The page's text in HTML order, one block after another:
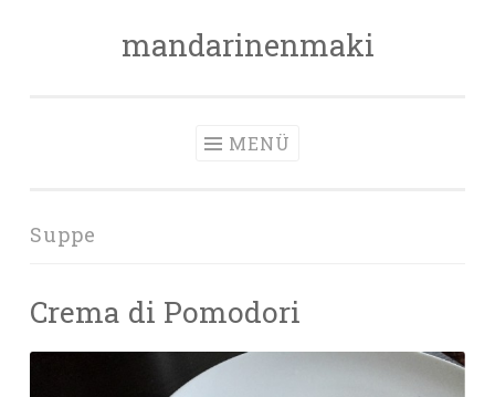
mandarinenmaki
MENÜ
Suppe
Crema di Pomodori